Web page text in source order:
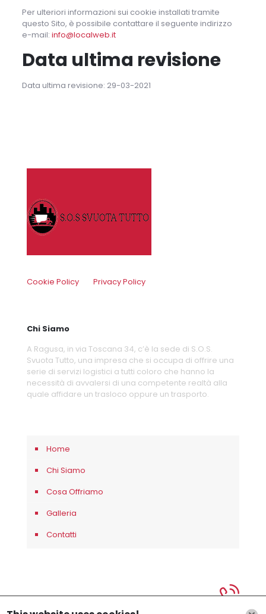
Per ulteriori informazioni sui cookie installati tramite
questo Sito, è possibile contattare il seguente indirizzo
e-mail: info@localweb.it
Data ultima revisione
Data ultima revisione: 29-03-2021
Cookie Policy Privacy Policy
Chi Siamo
A Ragusa, in via Toscana 34, c’è la sede di S.O.S.
Svuota Tutto, una impresa che si occupa di offrire una
serie di servizi logistici a tutti coloro che hanno la
necessità di avvalersi di una competente realtà alla
quale affidare un trasloco oppure un trasporto.
Home
Chi Siamo
Cosa Offriamo
Galleria
Contatti